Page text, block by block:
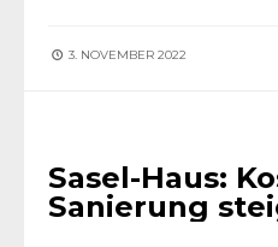
3. NOVEMBER 2022
Sasel-Haus:
Sanierung